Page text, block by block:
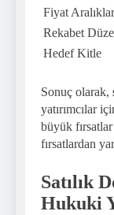
Fiyat
Rekabet
Hedef Kitle
Sonuç olarak,
yatırımcılar
büyük
fırsatlardan
Satılık
Hukuki